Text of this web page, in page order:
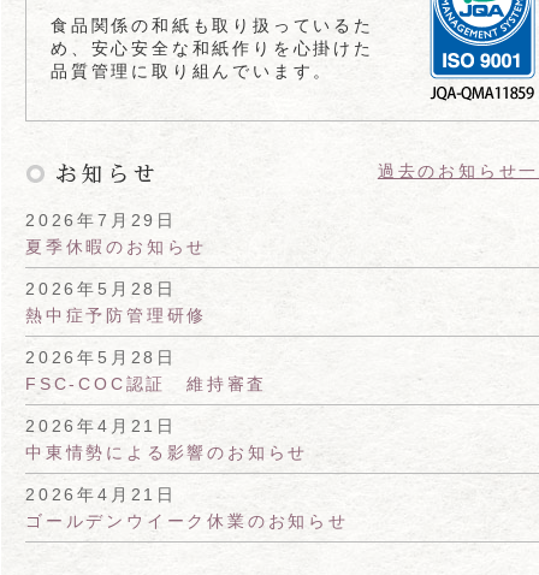
食品関係の和紙も取り扱っているた
め、安心安全な和紙作りを心掛けた
品質管理に取り組んでいます。
2026年7月29日
夏季休暇のお知らせ
2026年5月28日
熱中症予防管理研修
2026年5月28日
FSC-COC認証 維持審査
2026年4月21日
中東情勢による影響のお知らせ
2026年4月21日
ゴールデンウイーク休業のお知らせ
過去のお知らせ